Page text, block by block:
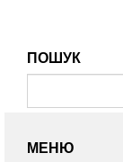
ПОШУК
МЕНЮ